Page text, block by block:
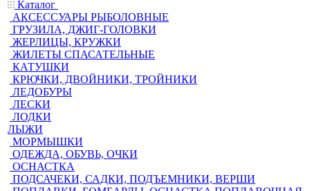
Каталог
АКСЕССУАРЫ РЫБОЛОВНЫЕ
ГРУЗИЛА, ДЖИГ-ГОЛОВКИ
ЖЕРЛИЦЫ, КРУЖКИ
ЖИЛЕТЫ СПАСАТЕЛЬНЫЕ
КАТУШКИ
КРЮЧКИ, ДВОЙНИКИ, ТРОЙНИКИ
ЛЕДОБУРЫ
ЛЕСКИ
ЛОДКИ
ЛЫЖИ
МОРМЫШКИ
ОДЕЖДА, ОБУВЬ, ОЧКИ
ОСНАСТКА
ПОДСАЧЕКИ, САДКИ, ПОДЪЕМНИКИ, ВЕРШИ